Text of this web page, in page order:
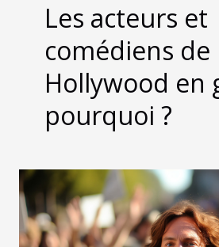
Les acteurs et
comédiens de
Hollywood en
pourquoi ?